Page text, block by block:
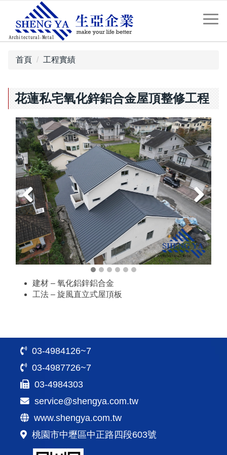
首頁 工程實績
花蓮私宅氧化鋅鋁合金屋頂整修工程
建材 – 氧化鋁鋅鋁合金
工法 – 旋風直立式屋頂板
03-4984126~7
03-4987726~7
03-4984303
service@shengya.com.tw
www.shengya.com.tw
桃園市中壢區中正路四段603號